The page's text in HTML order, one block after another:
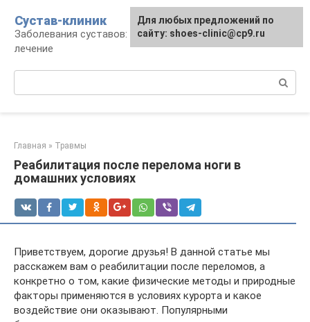
контенту
Сустав-клиник
Заболевания суставов: профилактика и
лечение
Главная » Травмы
Реабилитация после перелома ноги в
домашних условиях
Приветствуем, дорогие друзья! В данной статье мы
расскажем вам о реабилитации после переломов, а
конкретно о том, какие физические методы и природные
факторы применяются в условиях курорта и какое
воздействие они оказывают. Популярными
Для любых предложений по
сайту: shoes-clinic@cp9.ru